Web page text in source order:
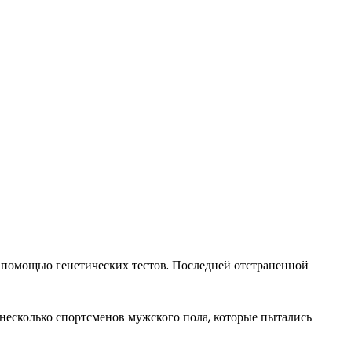
генетических тестов. Последней отстраненной
спортсменов мужского пола, которые пытались